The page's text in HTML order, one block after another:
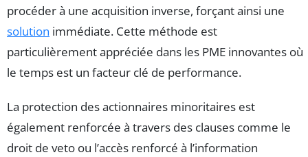
procéder à une acquisition inverse, forçant ainsi une
solution immédiate. Cette méthode est
particulièrement appréciée dans les PME innovantes où
le temps est un facteur clé de performance.
La protection des actionnaires minoritaires est
également renforcée à travers des clauses comme le
droit de veto ou l’accès renforcé à l’information